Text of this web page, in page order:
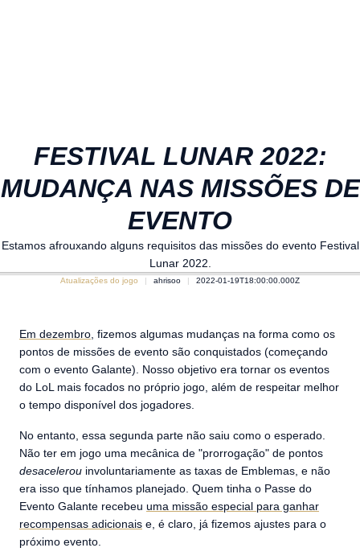
FESTIVAL LUNAR 2022:
MUDANÇA NAS MISSÕES DE
EVENTO
Estamos afrouxando alguns requisitos das missões do evento Festival
Lunar 2022.
Atualizações do jogo ahrisoo 2022-01-19T18:00:00.000Z
Em dezembro , fizemos algumas mudanças na forma como os
pontos de missões de evento são conquistados (começando
com o evento Galante). Nosso objetivo era tornar os eventos
do LoL mais focados no próprio jogo, além de respeitar melhor
o tempo disponível dos jogadores.
No entanto, essa segunda parte não saiu como o esperado.
Não ter em jogo uma mecânica de "prorrogação" de pontos
desacelerou involuntariamente as taxas de Emblemas, e não
era isso que tínhamos planejado. Quem tinha o Passe do
Evento Galante recebeu uma missão especial para ganhar
recompensas adicionais e, é claro, já fizemos ajustes para o
próximo evento.